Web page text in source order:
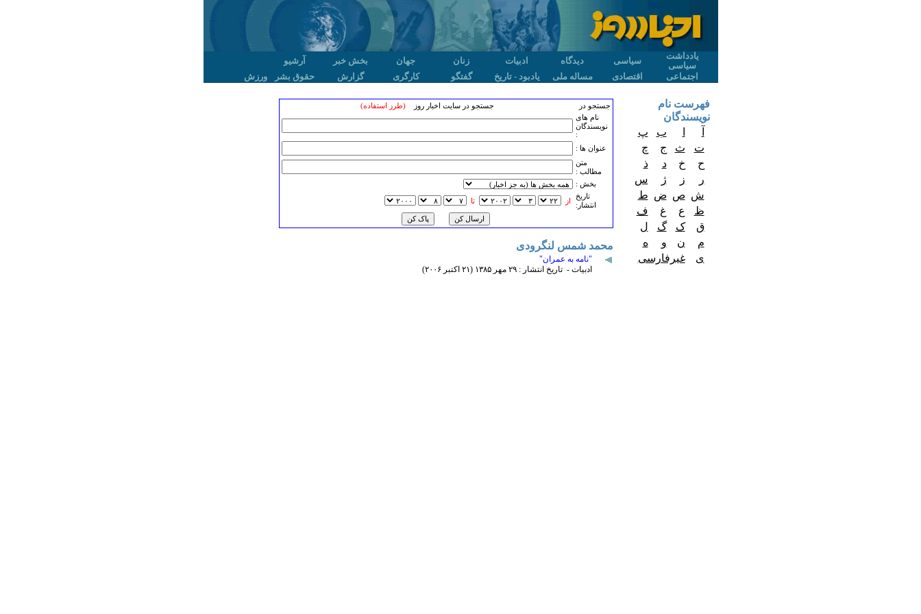
یادداشت
سیاسی
سیاسی دیدگاه ادبیات زنان جهان بخش خبر
آرشیو
اجتماعی
اقتصادی مساله ملی یادبود - تاریخ گفتگو کارگری گزارش حقوق بشر ورزش
جستجو در جستجو در سایت اخبار روز(طرز استفاده)
نام های
نویسندگان
:
عنوان ها :
متن
مطالب :
بخش :
تاريخ
انتشار:
از تا
محمد شمس لنگرودی
"نامه به عمران"
ادبیات - تاریخ انتشار : ۲۹ مهر ۱٣٨۵ (۲۱ اکتبر ۲۰۰۶)
فهرست نام
نویسندگان
ب
پ
ت
ث ج
چ
ح
خ د
ذ
ر
ز ژ
س
ش ص ض ط
ظ
ع غ
ف
ق
ک گ
ل
م
ن و
ه
ی
غیرفارسی